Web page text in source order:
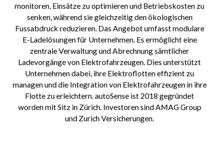
monitoren, Einsätze zu optimieren und Betriebskosten zu
senken, während sie gleichzeitig den ökologischen
Fussabdruck reduzieren. Das Angebot umfasst modulare
E-Ladelösungen für Unternehmen. Es ermöglicht eine
zentrale Verwaltung und Abrechnung sämtlicher
Ladevorgänge von Elektrofahrzeugen. Dies unterstützt
Unternehmen dabei, ihre Elektroflotten effizient zu
managen und die Integration von Elektrofahrzeugen in ihre
Flotte zu erleichtern. autoSense ist 2018 gegründet
worden mit Sitz in Zürich. Investoren sind AMAG Group
und Zurich Versicherungen.